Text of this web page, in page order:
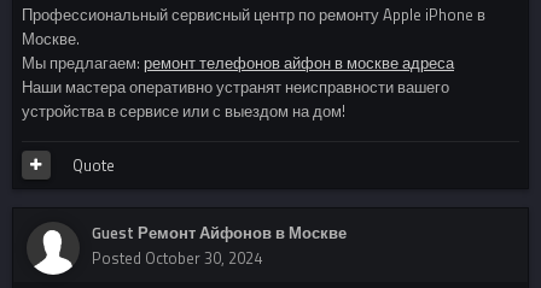
Профессиональный сервисный центр по ремонту Apple iPhone в
Москве.
Мы предлагаем: ремонт телефонов айфон в москве адреса
Наши мастера оперативно устранят неисправности вашего
устройства в сервисе или с выездом на дом!
Quote
Guest Ремонт Айфонов в Москве
Posted October 30, 2024